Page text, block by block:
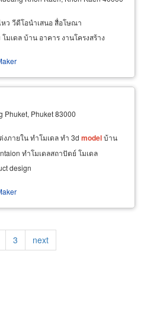
ว วีดีโอนำเสนอ สื่อโษณา
เดล บ้าน อาคาร งานโครงสร้าง
Phuket, Phuket 83000
ภายใน ทำโมเดล ทำ 3d modelบ้าน
ทำโมเดลสถาปัตย์ โมเดล
design
Page
3
Next
page
next